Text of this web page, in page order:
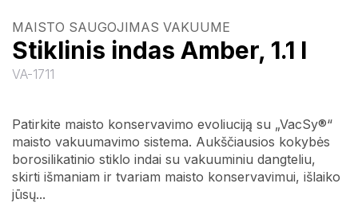
MAISTO SAUGOJIMAS VAKUUME
Stiklinis indas Amber, 1.1 l
VA-1711
Patirkite maisto konservavimo evoliuciją su „VacSy®“
maisto vakuumavimo sistema. Aukščiausios kokybės
borosilikatinio stiklo indai su vakuuminiu dangteliu,
skirti išmaniam ir tvariam maisto konservavimui, išlaiko
jūsų...